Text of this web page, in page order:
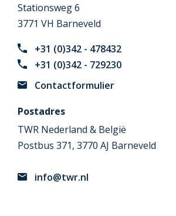
Stationsweg 6
3771 VH Barneveld
+31 (0)342 - 478432
+31 (0)342 - 729230
Contactformulier
Postadres
TWR Nederland & België
Postbus 371, 3770 AJ Barneveld
info@twr.nl